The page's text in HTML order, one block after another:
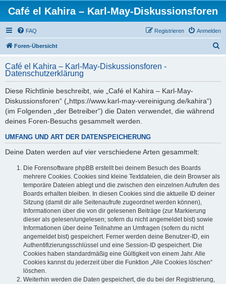
Café el Kahira – Karl-May-Diskussionsforen
FAQ Anmelden
Registrieren
Foren-Übersicht
h
Café el Kahira – Karl-May-Diskussionsforen -
Datenschutzerklärung
Diese Richtlinie beschreibt, wie „Café el Kahira – Karl-May-
Diskussionsforen“ („https://www.karl-may-vereinigung.de/kahira“)
(im Folgenden „der Betreiber“) die Daten verwendet, die während
deines Foren-Besuchs gesammelt werden.
UMFANG UND ART DER DATENSPEICHERUNG
Deine Daten werden auf vier verschiedene Arten gesammelt:
Die Forensoftware phpBB erstellt bei deinem Besuch des Boards
mehrere Cookies. Cookies sind kleine Textdateien, die dein Browser als
temporäre Dateien ablegt und die zwischen den einzelnen Aufrufen des
Boards erhalten bleiben. In diesen Cookies sind die aktuelle ID deiner
Sitzung (damit dir alle Seitenaufrufe zugeordnet werden können),
Informationen über die von dir gelesenen Beiträge (zur Markierung
dieser als gelesen/ungelesen; sofern du nicht angemeldet bist) sowie
Informationen über deine Teilnahme an Umfragen (sofern du nicht
angemeldet bist) gespeichert. Ferner werden deine Benutzer-ID, ein
Authentifizierungsschlüssel und eine Session-ID gespeichert. Die
Cookies haben standardmäßig eine Gültigkeit von einem Jahr. Alle
Cookies kannst du jederzeit über die Funktion „Alle Cookies löschen“
löschen.
Weiterhin werden die Daten gespeichert, die du bei der Registrierung,